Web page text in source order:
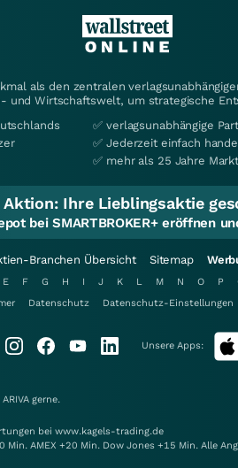
als den zentralen
und Wirtschaftswelt, um strategische
✅ verlagsunabhängige
✅ Jederzeit einfach
✅ mehr als 25 Jahre
Aktion: Ihre Lieblingsaktie
bei SMARTBROKER+ eröffnen
Branchen Übersicht Sitemap
E F G H I J K L M N O P
Datenschutz Datenschutz-Einstellungen
Unsere Apps:
ARIVA gerne.
bei www.kagels-trading.de
AMEX +20 Min. Dow Jones +15 Min. Alle